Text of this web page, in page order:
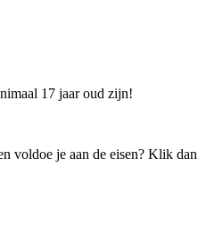
17 jaar oud zijn!
voldoe je aan de eisen? Klik